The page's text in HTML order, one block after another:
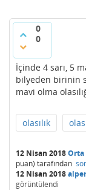
0
0
İçinde 4 sarı, 5
bilyeden birinin
mavi olma
olasılık
12 Nisan 2018
puan) tarafından
12 Nisan 2018
görüntülendi